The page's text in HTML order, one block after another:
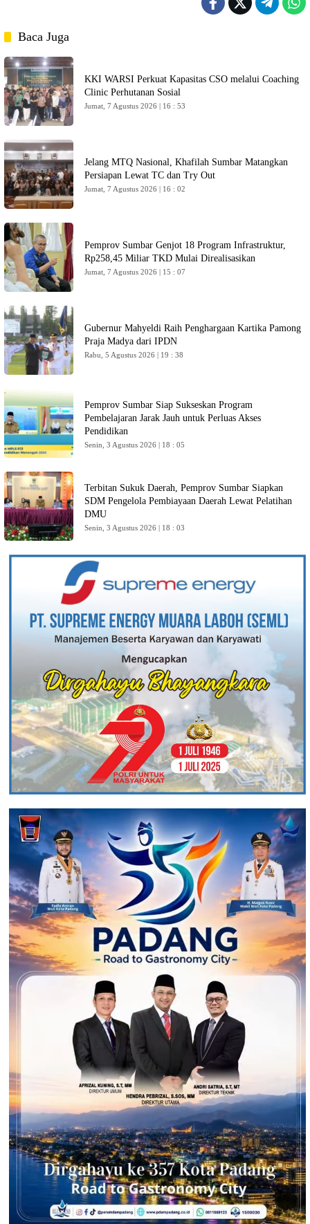
Baca Juga
KKI WARSI Perkuat Kapasitas CSO melalui Coaching
Clinic Perhutanan Sosial
Jumat, 7 Agustus 2026 | 16 : 53
Jelang MTQ Nasional, Khafilah Sumbar Matangkan
Persiapan Lewat TC dan Try Out
Jumat, 7 Agustus 2026 | 16 : 02
Pemprov Sumbar Genjot 18 Program Infrastruktur,
Rp258,45 Miliar TKD Mulai Direalisasikan
Jumat, 7 Agustus 2026 | 15 : 07
Gubernur Mahyeldi Raih Penghargaan Kartika Pamong
Praja Madya dari IPDN
Rabu, 5 Agustus 2026 | 19 : 38
Pemprov Sumbar Siap Sukseskan Program
Pembelajaran Jarak Jauh untuk Perluas Akses
Pendidikan
Senin, 3 Agustus 2026 | 18 : 05
Terbitan Sukuk Daerah, Pemprov Sumbar Siapkan
SDM Pengelola Pembiayaan Daerah Lewat Pelatihan
DMU
Senin, 3 Agustus 2026 | 18 : 03